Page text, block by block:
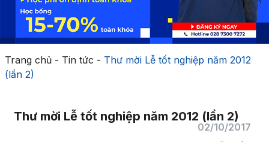
Trang chủ- Tin tức - Thư mời Lễ tốt nghiệp năm 2012
(lần 2)
Thư mời Lễ tốt nghiệp năm 2012 (lần 2)
02/10/2017